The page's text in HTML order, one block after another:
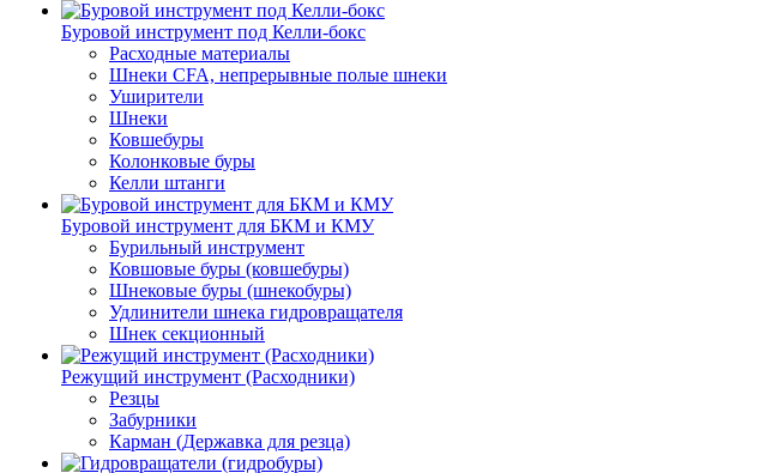
Буровой инструмент под Келли-бокс
Расходные материалы
Шнеки CFA, непрерывные полые шнеки
Уширители
Шнеки
Ковшебуры
Колонковые буры
Келли штанги
Буровой инструмент для БКМ и КМУ
Бурильный инструмент
Ковшовые буры (ковшебуры)
Шнековые буры (шнекобуры)
Удлинители шнека гидровращателя
Шнек секционный
Режущий инструмент (Расходники)
Резцы
Забурники
Карман (Державка для резца)